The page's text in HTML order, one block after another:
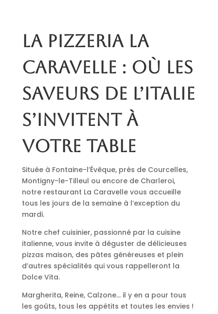
La pizzeria La
Caravelle : où les
saveurs de l’Italie
s’invitent à
votre table
Située à Fontaine-l’Évêque, près de Courcelles,
Montigny-le-Tilleul ou encore de Charleroi,
notre restaurant La Caravelle vous accueille
tous les jours de la semaine à l’exception du
mardi.
Notre chef cuisinier, passionné par la cuisine
italienne, vous invite à déguster de délicieuses
pizzas maison, des pâtes généreuses et plein
d’autres spécialités qui vous rappelleront la
Dolce Vita.
Margherita, Reine, Calzone… il y en a pour tous
les goûts, tous les appétits et toutes les envies !